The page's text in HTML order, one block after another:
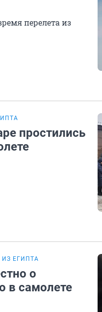
перелета из
простились
ЕГИПТА
о
в самолете